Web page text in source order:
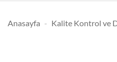
Anasayfa - Kalite Kontrol ve